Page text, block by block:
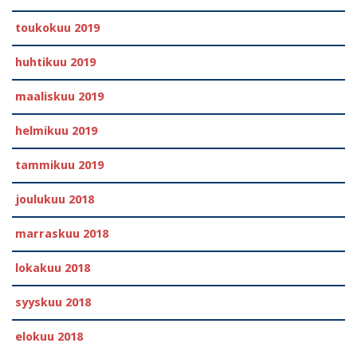
toukokuu 2019
huhtikuu 2019
maaliskuu 2019
helmikuu 2019
tammikuu 2019
joulukuu 2018
marraskuu 2018
lokakuu 2018
syyskuu 2018
elokuu 2018